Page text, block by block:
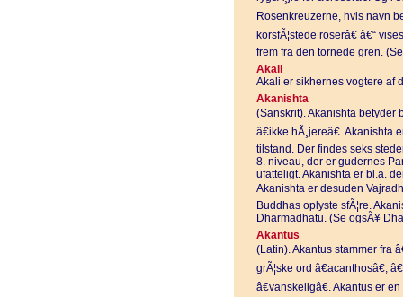
Rosenkreuzerne, hvis navn
korsfÃ¦stede roserâ€ â€“
frem fra den tornede gren.
Akali
Akali er sikhernes vogtere af
Akanishta
(Sanskrit). Akanishta betyder
â€ikke hÃ¸jereâ€.
tilstand. Der findes seks
8. niveau, der er gudernes
ufatteligt. Akanishta er bl.a.
Akanishta er desuden
Buddhas oplyste sfÃ¦re.
Dharmadhatu. (Se ogsÃ¥
Akantus
(Latin). Akantus stammer fra
grÃ¦ske ord â€acanthosâ€,
â€vanskeligâ€. Akantus er